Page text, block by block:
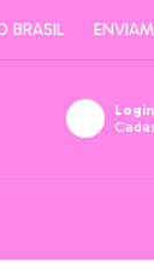
ENVIAMOS
Login